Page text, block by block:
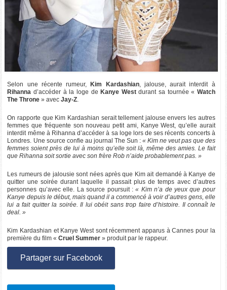
Selon une récente rumeur, Kim Kardashian, jalouse, aurait interdit à
Rihanna d’accéder à la loge de Kanye Westdurant sa tournée « Watch
The Throne » avecJay-Z.
On rapporte que Kim Kardashian serait tellement jalouse envers les autres
femmes que fréquente son nouveau petit ami, Kanye West, qu’elle aurait
interdit même à Rihanna d’accéder à sa loge lors de ses récents concerts à
Londres. Une source confie au journal The Sun :« Kim ne veut pas que des
femmes soient près de lui à moins qu’elle soit là, même des amies. Le fait
que Rihanna soit sortie avec son frère Rob n’aide probablement pas. »
Les rumeurs de jalousie sont nées après que Kim ait demandé à Kanye de
quitter une soirée durant laquelle il passait plus de temps avec d’autres
personnes qu’avec elle. La source poursuit :« Kim n’a de yeux que pour
Kanye depuis le début, mais quand il a commencé à voir d’autres gens, elle
lui a fait quitter la soirée. Il lui obéit sans trop faire d’histoire. Il connaît le
deal. »
Kim Kardashian et Kanye West sont récemment apparus à Cannes pour la
première du film «Cruel Summer » produit par le rappeur.
Partager sur Facebook